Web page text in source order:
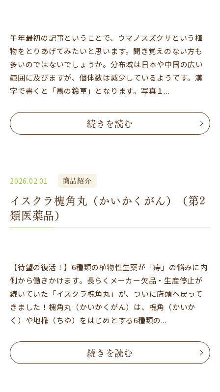
午年最初の記事ということで、ウマノスズクサという植
物をとりあげてみたいと思います。聞き覚えのない方も
多いのではないでしょうか。分布域は日本や中国の広い
範囲に及びますが、個体数は減少しているようです。漢
字で書くと「馬の鈴草」となります。写真１...
続きを読む
2026.02.01 商品紹介
イスクラ槐角丸（かいかくがん）（第2
類医薬品）
【待望の復活！】6種類の植物性生薬が「痔」の悩みに内
側から働きかけます。長らくメーカー欠品・生産停止が
続いていた「イスクラ槐角丸」が、ついに店頭へ戻って
きました！槐角丸（かいかくがん）は、槐角（かいか
く）や地楡（ちゆ）をはじめとする6種類の...
続きを読む